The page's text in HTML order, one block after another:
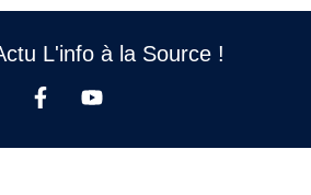
L'info à la Source !